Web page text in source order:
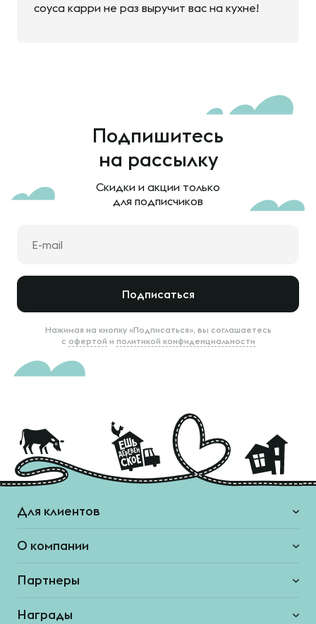
соуса карри не раз выручит вас на кухне!
Подпишитесь
на рассылку
Скидки и акции только
для подписчиков
Подписаться
Нажимая на кнопку «Подписаться», вы соглашаетесь
с офертой и политикой конфиденциальности
Для клиентов
О компании
Партнеры
Награды